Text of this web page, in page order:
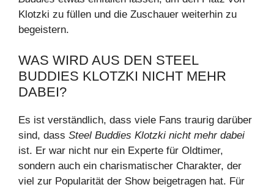
Klotzki zu füllen und die Zuschauer weiterhin zu
begeistern.
WAS WIRD AUS DEN STEEL
BUDDIES KLOTZKI NICHT MEHR
DABEI?
Es ist verständlich, dass viele Fans traurig darüber
sind, dass Steel Buddies Klotzki nicht mehr dabei
ist. Er war nicht nur ein Experte für Oldtimer,
sondern auch ein charismatischer Charakter, der
viel zur Popularität der Show beigetragen hat. Für